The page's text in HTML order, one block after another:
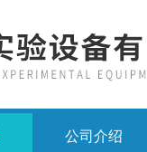
公司介绍